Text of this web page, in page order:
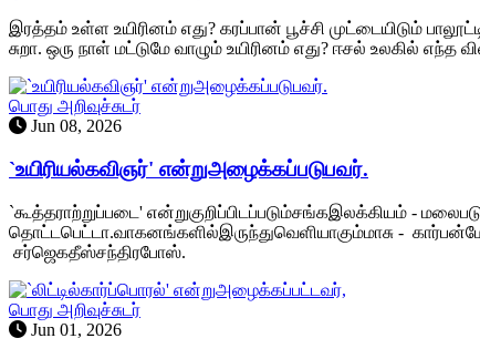
இரத்தம் உள்ள உயிரினம் எது? கரப்பான் பூச்சி முட்டையிடும்
சுறா. ஒரு நாள் மட்டுமே வாழும் உயிரினம் எது? ஈசல் உலகில் எந்த
பொது அறிவுச்சுடர்
Jun 08, 2026
`உயிரியல்கவிஞர்' என்றுஅழைக்கப்படுபவர்.
`கூத்தராற்றுப்படை' என்றுகுறிப்பிடப்படும்சங்கஇலக்கியம் -
தொட்டபெட்டா.வாகனங்களில்இருந்துவெளியாகும்மாசு -
சர்ஜெகதீஸ்சந்திரபோஸ்.
பொது அறிவுச்சுடர்
Jun 01, 2026